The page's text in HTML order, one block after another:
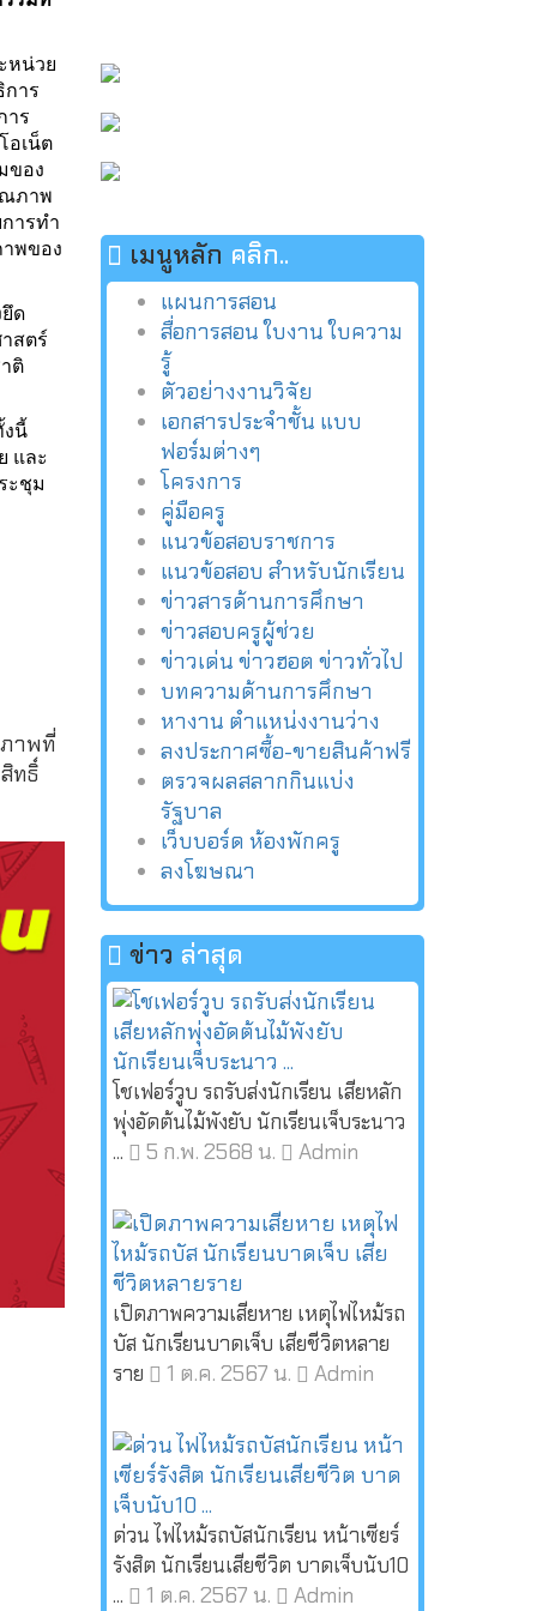
หน่วย
การ
าร
อเน็ต
ของ
ณภาพ
ารทำ
พของ
ด
สตร์
ติ
งนี้
และ
ะชุม
าพที่
ทธิ์
เมนูหลัก คลิก..
แผนการสอน
สื่อการสอน ใบงาน ใบความ
รู้
ตัวอย่างงานวิจัย
เอกสารประจำชั้น แบบ
ฟอร์มต่างๆ
โครงการ
คู่มือครู
แนวข้อสอบราชการ
แนวข้อสอบ สำหรับนักเรียน
ข่าวสารด้านการศึกษา
ข่าวสอบครูผู้ช่วย
ข่าวเด่น ข่าวฮอต ข่าวทั่วไป
บทความด้านการศึกษา
หางาน ตำแหน่งงานว่าง
ลงประกาศซื้อ-ขายสินค้าฟรี
ตรวจผลสลากกินแบ่ง
รัฐบาล
เว็บบอร์ด ห้องพักครู
ลงโฆษณา
ข่าว ล่าสุด
โชเฟอร์วูบ รถรับส่งนักเรียน เสียหลัก
พุ่งอัดต้นไม้พังยับ นักเรียนเจ็บระนาว
...
5 ก.พ. 2568 น. Admin
เปิดภาพความเสียหาย เหตุไฟไหม้รถ
บัส นักเรียนบาดเจ็บ เสียชีวิตหลาย
ราย
1 ต.ค. 2567 น. Admin
ด่วน ไฟไหม้รถบัสนักเรียน หน้าเซียร์
รังสิต นักเรียนเสียชีวิต บาดเจ็บนับ10
...
1 ต.ค. 2567 น. Admin